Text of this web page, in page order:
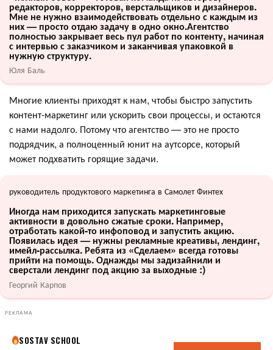
редакторов, корректоров, верстальщиков и дизайнеров.
Мне не нужно взаимодействовать отдельно с каждым из
них — просто отдаю задачу в одно окно.Агентство
полностью закрывает весь пул работ по контенту, начиная
с интервью с заказчиком и заканчивая упаковкой в
нужную структуру.
Юля Баль
Многие клиенты приходят к нам, чтобы быстро запустить
контент-маркетинг или ускорить свои процессы, и остаются
с нами надолго. Потому что агентство — это не просто
подрядчик, а полноценный юнит на аутсорсе, который
может подхватить горящие задачи.
руководитель продуктового маркетинга в Самолет Финтех
Иногда нам приходится запускать маркетинговые
активности в довольно сжатые сроки. Например,
отработать какой-то инфоповод и запустить акцию.
Появилась идея — нужны рекламные креативы, лендинг,
имейл-рассылка. Ребята из «Сделаем» всегда готовы
прийти на помощь. Однажды мы задизайнили и
сверстали лендинг под акцию за выходные :)
Георгий Карпов
РЕКЛАМА